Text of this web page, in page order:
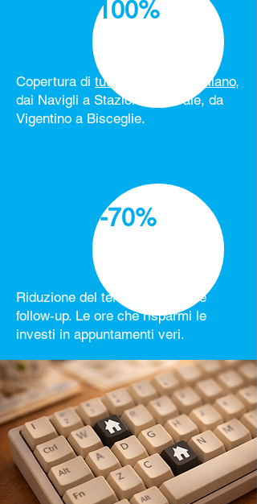
100%
Copertura di tutti i quartieri di Milano,
dai Navigli a Stazione Centrale, da
Vigentino a Bisceglie.
-70%
Riduzione del tempo di analisi e
follow-up. Le ore che risparmi le
investi in appuntamenti veri.